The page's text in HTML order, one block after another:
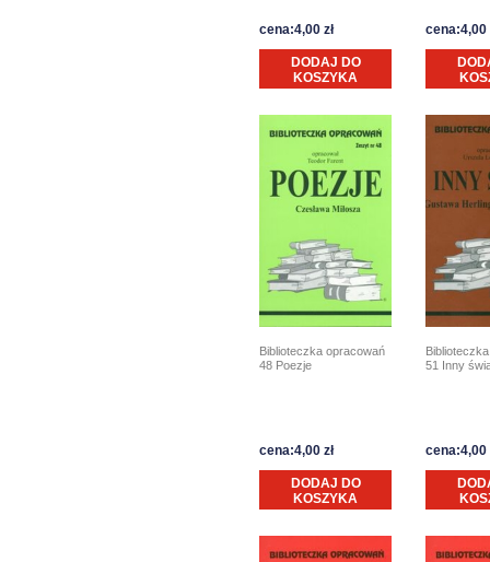
cena:4,00 zł
DODAJ DO
KOSZYKA
cena:4,00
Biblioteczka opracowań
48 Poezje
cena:4,00 zł
DODAJ DO
KOSZYKA
51 Inny
cena:4,00